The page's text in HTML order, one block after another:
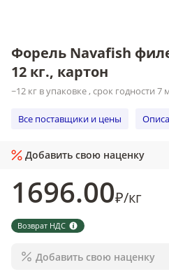
Форель Navafish
12 кг., картон
~12 кг в упаковке , срок годности 7
Все поставщики и цены
Добавить свою наценку
1696.00₽/кг
Возврат НДС
Добавить свою наценку